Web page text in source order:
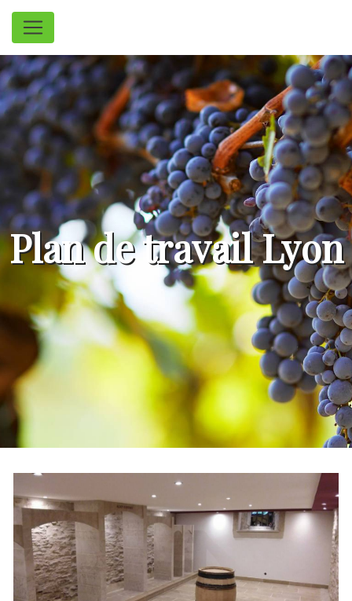
Panneau de gestion des cookies
Plan de travail Lyon